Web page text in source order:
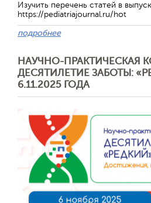
Изучить перечень статей в
https://pediatriajournal.ru/hot
подробнее
НАУЧНО-ПРАКТИЧЕСКАЯ
ДЕСЯТИЛЕТИЕ ЗАБОТЫ:
6.11.2025 ГОДА